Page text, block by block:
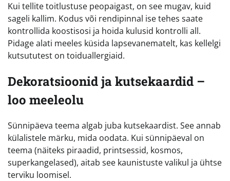
Kui tellite toitlustuse peopaigast, on see mugav, kuid
sageli kallim. Kodus või rendipinnal ise tehes saate
kontrollida koostisosi ja hoida kulusid kontrolli all.
Pidage alati meeles küsida lapsevanematelt, kas kellelgi
kutsututest on toiduallergiaid.
Dekoratsioonid ja kutsekaardid –
loo meeleolu
Sünnipäeva teema algab juba kutsekaardist. See annab
külalistele märku, mida oodata. Kui sünnipäeval on
teema (näiteks piraadid, printsessid, kosmos,
superkangelased), aitab see kaunistuste valikul ja ühtse
terviku loomisel.